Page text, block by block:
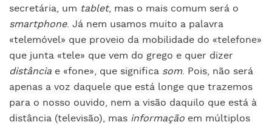
secretária, um tablet, mas o mais comum será o
smartphone. Já nem usamos muito a palavra
«telemóvel» que proveio da mobilidade do «telefone»
que junta «tele» que vem do grego e quer dizer
distância e «fone», que significa som. Pois, não será
apenas a voz daquele que está longe que trazemos
para o nosso ouvido, nem a visão daquilo que está à
distância (televisão), mas informação em múltiplos